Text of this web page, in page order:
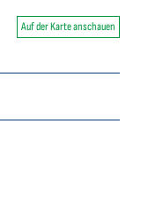
Auf der Karte anschauen